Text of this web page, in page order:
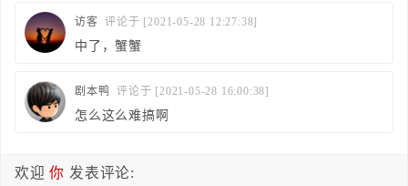
访客 评论于 [2021-05-28 12:27:38]
中了，蟹蟹
剧本鸭 评论于 [2021-05-28 16:00:38]
怎么这么难搞啊
欢迎你 发表评论: